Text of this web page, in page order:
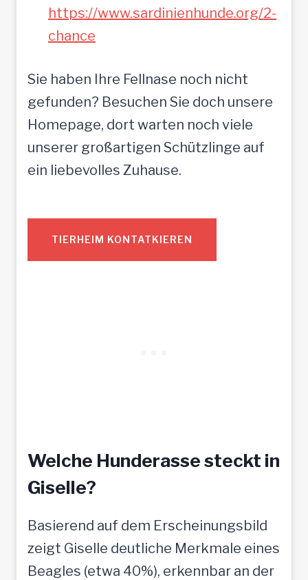
https://www.sardinienhunde.org/2-
chance
Sie haben Ihre Fellnase noch nicht
gefunden? Besuchen Sie doch unsere
Homepage, dort warten noch viele
unserer großartigen Schützlinge auf
ein liebevolles Zuhause.
TIERHEIM KONTATKIEREN
Welche Hunderasse steckt in
Giselle?
Basierend auf dem Erscheinungsbild
zeigt Giselle deutliche Merkmale eines
Beagles (etwa 40%), erkennbar an der